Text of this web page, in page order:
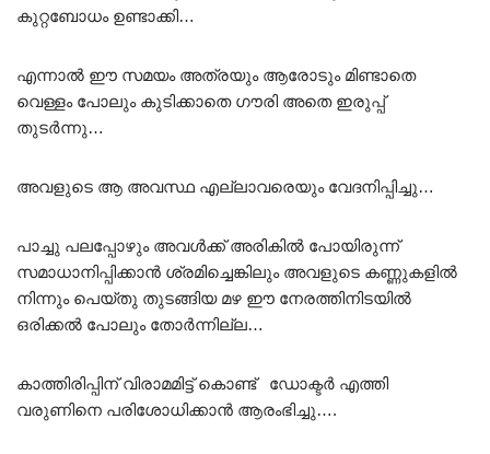
കുറ്റബോധം ഉണ്ടാക്കി…
എന്നാൽ ഈ സമയം അത്രയും ആരോടും മിണ്ടാതെ
വെള്ളം പോലും കുടിക്കാതെ ഗൗരി അതെ ഇരുപ്പ്
തുടർന്നു…
അവളുടെ ആ അവസ്ഥ എല്ലാവരെയും വേദനിപ്പിച്ചു…
പാച്ചു പലപ്പോഴും അവൾക്ക് അരികിൽ പോയിരുന്ന്
സമാധാനിപ്പിക്കാൻ ശ്രമിച്ചെങ്കിലും അവളുടെ കണ്ണുകളിൽ
നിന്നും പെയ്തു തുടങ്ങിയ മഴ ഈ നേരത്തിനിടയിൽ
ഒരിക്കൽ പോലും തോർന്നില്ല…
കാത്തിരിപ്പിന് വിരാമമിട്ട് കൊണ്ട് ഡോക്ടർ എത്തി
വരുണിനെ പരിശോധിക്കാൻ ആരംഭിച്ചു….